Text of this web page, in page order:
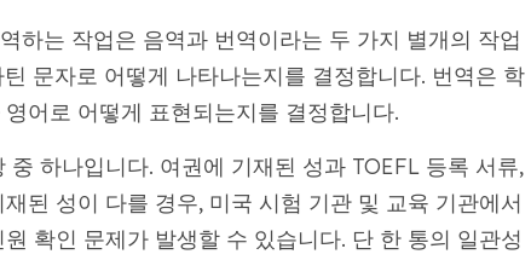
하는 작업은 음역과 번역이라는 두 가지 별개의 작업
문자로 어떻게 나타나는지를 결정합니다. 번역은 학
어로 어떻게 표현되는지를 결정합니다.
하나입니다. 여권에 기재된 성과 TOEFL 등록 서류,
된 성이 다를 경우, 미국 시험 기관 및 교육 기관에서
확인 문제가 발생할 수 있습니다. 단 한 통의 일관성